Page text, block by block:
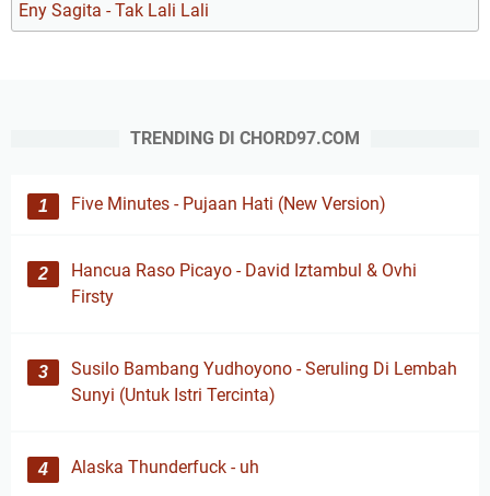
Eny Sagita - Tak Lali Lali
TRENDING DI CHORD97.COM
Five Minutes - Pujaan Hati (New Version)
Hancua Raso Picayo - David Iztambul & Ovhi
Firsty
Susilo Bambang Yudhoyono - Seruling Di Lembah
Sunyi (Untuk Istri Tercinta)
Alaska Thunderfuck - uh